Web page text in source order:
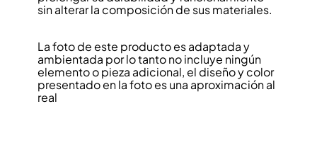
sin alterar la composición de sus materiales.
La foto de este producto es adaptada y
ambientada por lo tanto no incluye ningún
elemento o pieza adicional, el diseño y color
presentado en la foto es una aproximación al
real